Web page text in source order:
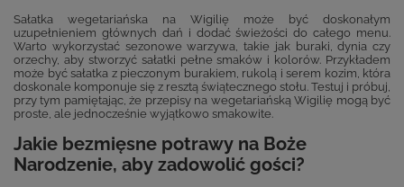
Sałatka wegetariańska na Wigilię może być doskonałym
uzupełnieniem głównych dań i dodać świeżości do całego menu.
Warto wykorzystać sezonowe warzywa, takie jak buraki, dynia czy
orzechy, aby stworzyć sałatki pełne smaków i kolorów. Przykładem
może być sałatka z pieczonym burakiem, rukolą i serem kozim, która
doskonale komponuje się z resztą świątecznego stołu. Testuj i próbuj,
przy tym pamiętając, że przepisy na wegetariańską Wigilię mogą być
proste, ale jednocześnie wyjątkowo smakowite.
Jakie bezmięsne potrawy na Boże
Narodzenie, aby zadowolić gości?